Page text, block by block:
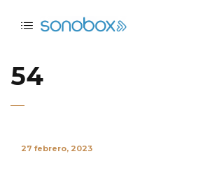
54
27 febrero, 2023